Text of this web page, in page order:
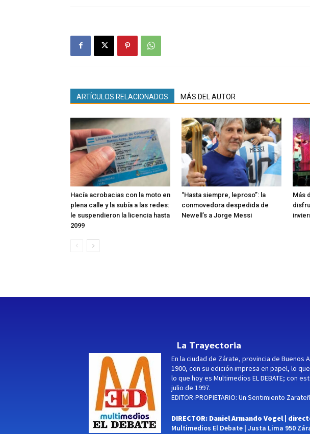
ARTÍCULOS RELACIONADOS MÁS DEL AUTOR
Hacía acrobacias con la moto en
plena calle y la subía a las redes:
le suspendieron la licencia hasta
2099
“Hasta siempre, leproso”: la
conmovedora despedida de
Newell’s a Jorge Messi
Más
La Trayectoria
En la ciudad de Zárate, provincia de Buenos
1900, con su edición impresa en papel, lo
lo que hoy es Multimedios EL DEBATE; con
julio de 1997.
EDITOR-PROPIETARIO: Un Sentimiento
DIRECTOR: Daniel Armando Vogel |
Multimedios El Debate | Justa Lima 950